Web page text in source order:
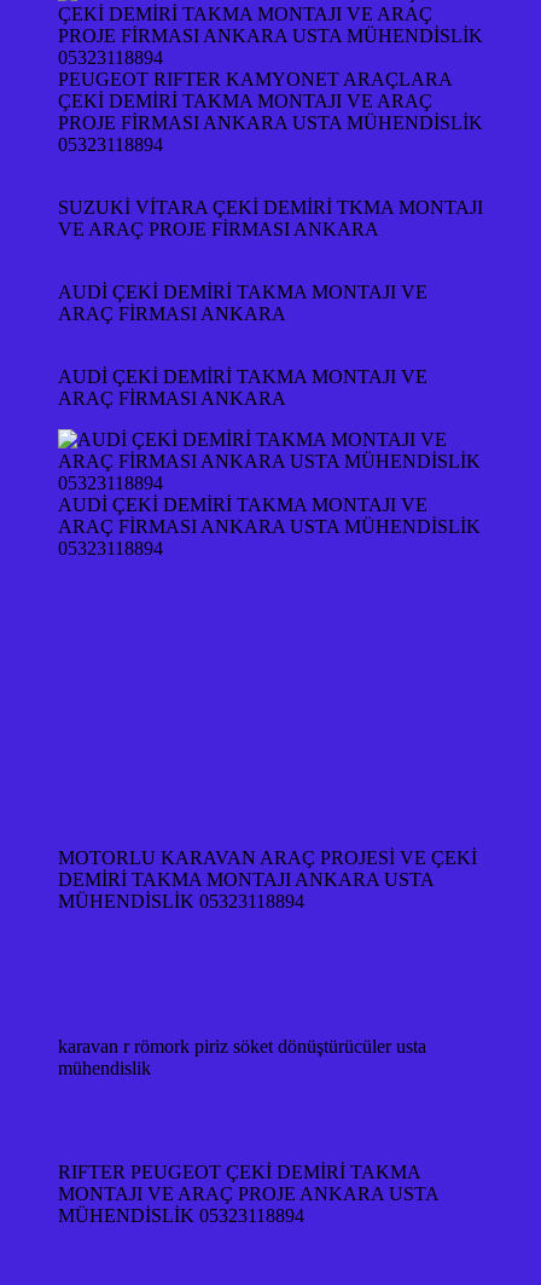
PEUGEOT RIFTER KAMYONET ARAÇLARA
ÇEKİ DEMİRİ TAKMA MONTAJI VE ARAÇ
PROJE FİRMASI ANKARA USTA MÜHENDİSLİK
05323118894
SUZUKİ VİTARA ÇEKİ DEMİRİ TKMA MONTAJI
VE ARAÇ PROJE FİRMASI ANKARA
AUDİ ÇEKİ DEMİRİ TAKMA MONTAJI VE
ARAÇ FİRMASI ANKARA
AUDİ ÇEKİ DEMİRİ TAKMA MONTAJI VE
ARAÇ FİRMASI ANKARA
AUDİ ÇEKİ DEMİRİ TAKMA MONTAJI VE
ARAÇ FİRMASI ANKARA USTA MÜHENDİSLİK
05323118894
MOTORLU KARAVAN ARAÇ PROJESİ VE ÇEKİ
DEMİRİ TAKMA MONTAJI ANKARA USTA
MÜHENDİSLİK 05323118894
karavan r römork piriz söket dönüştürücüler usta
mühendislik
RIFTER PEUGEOT ÇEKİ DEMİRİ TAKMA
MONTAJI VE ARAÇ PROJE ANKARA USTA
MÜHENDİSLİK 05323118894